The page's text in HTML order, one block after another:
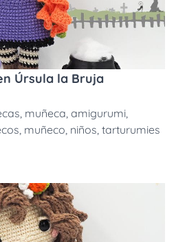
Úrsula la Bruja
, muñeca, amigurumi,
, muñeco, niños, tarturumies